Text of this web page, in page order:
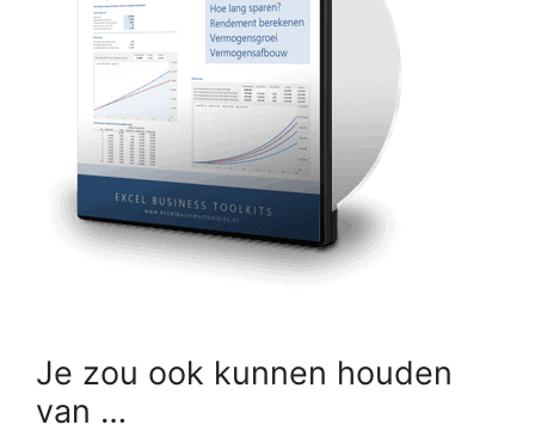
Je zou ook kunnen houden
van …